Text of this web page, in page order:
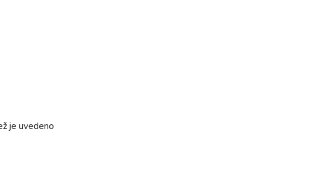
je uvedeno